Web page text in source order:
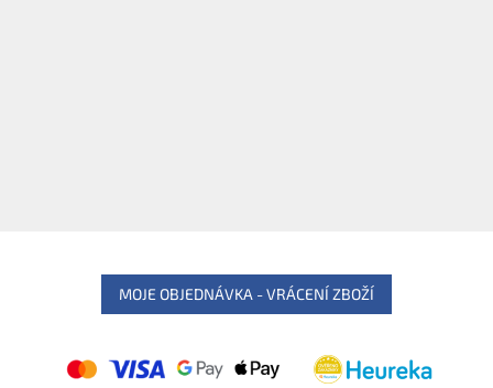
MOJE OBJEDNÁVKA - VRÁCENÍ ZBOŽÍ